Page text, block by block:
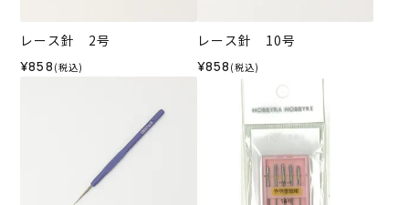
レース針 2号
¥858 (税込)
レース針 10号
¥858 (税込)